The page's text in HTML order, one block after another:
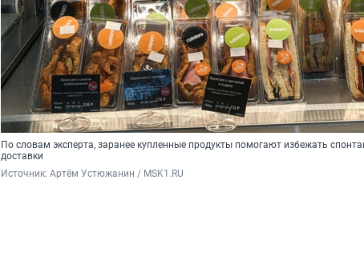
По словам эксперта, заранее купленные продукты помогают избежать
доставки
Источник: Артём Устюжанин / MSK1.RU